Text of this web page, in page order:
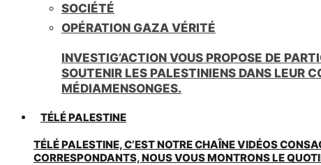
SOCIÉTÉ
OPÉRATION GAZA VÉRITÉ
INVESTIG’ACTION VOUS PROPOSE DE
SOUTENIR LES PALESTINIENS DANS LEUR
MÉDIAMENSONGES.
TÉLÉ PALESTINE
TÉLÉ PALESTINE, C’EST NOTRE CHAÎNE VIDÉOS
CORRESPONDANTS, NOUS VOUS MONTRONS LE